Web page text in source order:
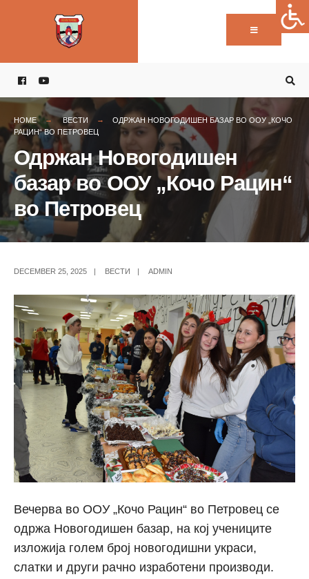
HOME ВЕСТИ
ОДРЖАН НОВОГОДИШЕН БАЗАР ВО ООУ „КОЧО
РАЦИН“ ВО ПЕТРОВЕЦ
Одржан Новогодишен
базар во ООУ „Кочо Рацин“
во Петровец
DECEMBER 25, 2025 ВЕСТИ ADMIN
Вечерва во ООУ „Кочо Рацин“ во Петровец се
одржа Новогодишен базар, на кој учениците
изложија голем број новогодишни украси,
слатки и други рачно изработени производи.